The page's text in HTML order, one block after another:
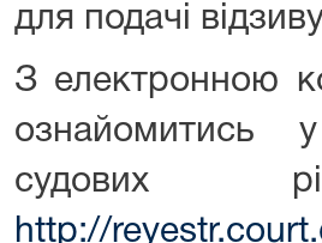
для подачі
З електронною
ознайомитись
судових
http://